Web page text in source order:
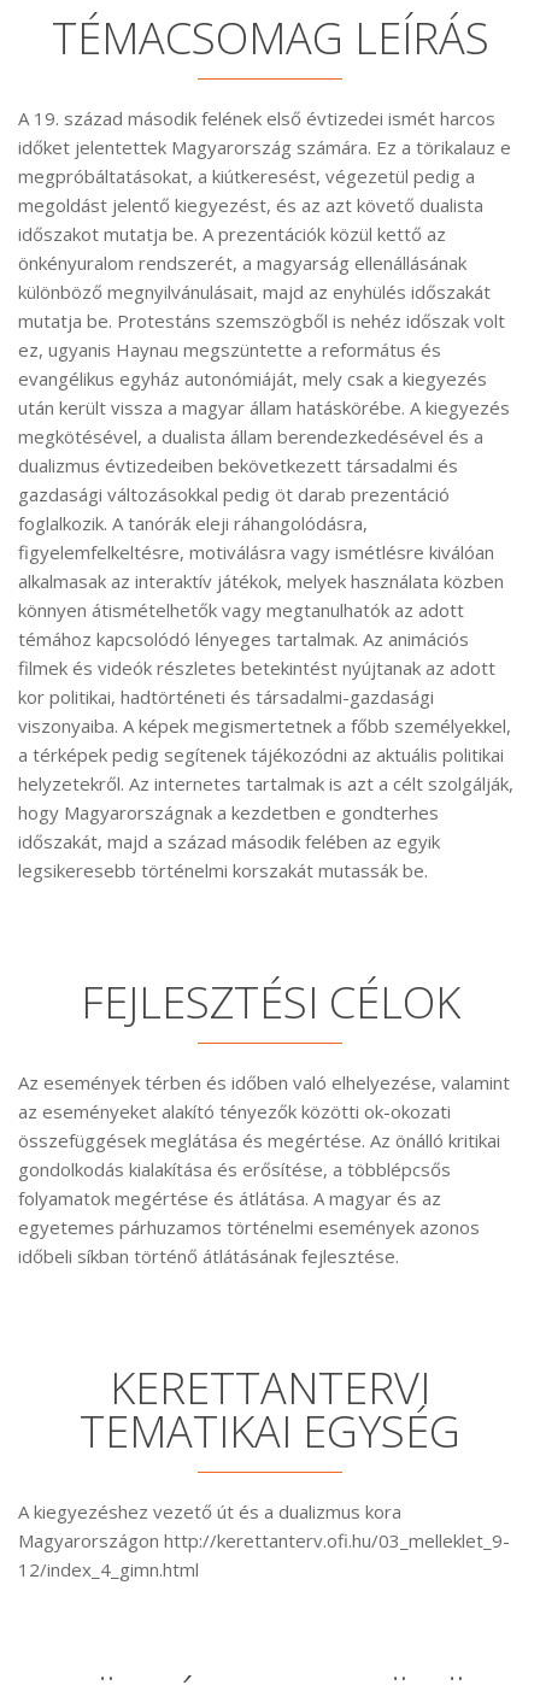
TÉMACSOMAG LEÍRÁS
A 19. század második felének első évtizedei ismét harcos
időket jelentettek Magyarország számára. Ez a törikalauz e
megpróbáltatásokat, a kiútkeresést, végezetül pedig a
megoldást jelentő kiegyezést, és az azt követő dualista
időszakot mutatja be. A prezentációk közül kettő az
önkényuralom rendszerét, a magyarság ellenállásának
különböző megnyilvánulásait, majd az enyhülés időszakát
mutatja be. Protestáns szemszögből is nehéz időszak volt
ez, ugyanis Haynau megszüntette a református és
evangélikus egyház autonómiáját, mely csak a kiegyezés
után került vissza a magyar állam hatáskörébe. A kiegyezés
megkötésével, a dualista állam berendezkedésével és a
dualizmus évtizedeiben bekövetkezett társadalmi és
gazdasági változásokkal pedig öt darab prezentáció
foglalkozik. A tanórák eleji ráhangolódásra,
figyelemfelkeltésre, motiválásra vagy ismétlésre kiválóan
alkalmasak az interaktív játékok, melyek használata közben
könnyen átismételhetők vagy megtanulhatók az adott
témához kapcsolódó lényeges tartalmak. Az animációs
filmek és videók részletes betekintést nyújtanak az adott
kor politikai, hadtörténeti és társadalmi-gazdasági
viszonyaiba. A képek megismertetnek a főbb személyekkel,
a térképek pedig segítenek tájékozódni az aktuális politikai
helyzetekről. Az internetes tartalmak is azt a célt szolgálják,
hogy Magyarországnak a kezdetben e gondterhes
időszakát, majd a század második felében az egyik
legsikeresebb történelmi korszakát mutassák be.
FEJLESZTÉSI CÉLOK
Az események térben és időben való elhelyezése, valamint
az eseményeket alakító tényezők közötti ok-okozati
összefüggések meglátása és megértése. Az önálló kritikai
gondolkodás kialakítása és erősítése, a többlépcsős
folyamatok megértése és átlátása. A magyar és az
egyetemes párhuzamos történelmi események azonos
időbeli síkban történő átlátásának fejlesztése.
KERETTANTERVI
TEMATIKAI EGYSÉG
A kiegyezéshez vezető út és a dualizmus kora
Magyarországon http://kerettanterv.ofi.hu/03_melleklet_9-
12/index_4_gimn.html